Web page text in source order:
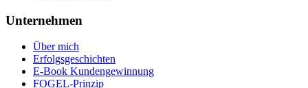
Unternehmen
Über mich
Erfolgsgeschichten
E-Book Kundengewinnung
FOGEL-Prinzip